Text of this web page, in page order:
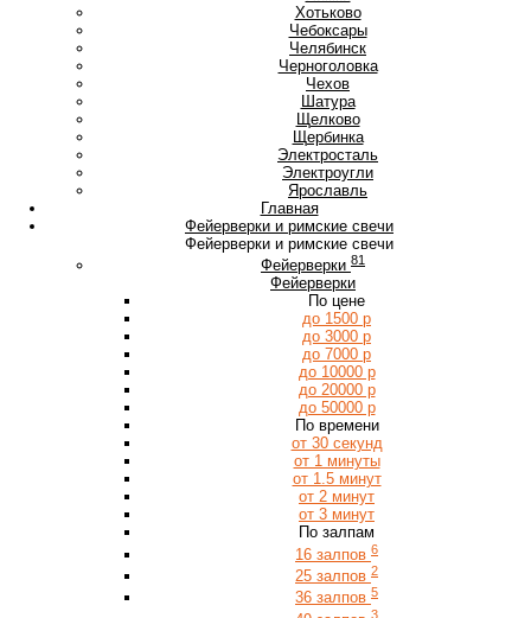
Хотьково
Чебоксары
Челябинск
Черноголовка
Чехов
Шатура
Щелково
Щербинка
Электросталь
Электроугли
Ярославль
Главная
Фейерверки и римские свечи
Фейерверки и римские свечи
Фейерверки 81
Фейерверки
По цене
до 1500 р
до 3000 р
до 7000 р
до 10000 р
до 20000 р
до 50000 р
По времени
от 30 секунд
от 1 минуты
от 1.5 минут
от 2 минут
от 3 минут
По залпам
16 залпов 6
25 залпов 2
36 залпов 5
3